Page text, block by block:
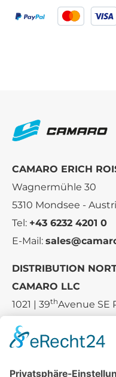
CAMARO ERICH
Wagnermühle 30
5310 Mondsee -
Tel: +43 6232 4201 0
E-Mail:
DISTRIBUTION
CAMARO LLC
1021 | 39thAvenue SE
Tel.:+1 253-867-57 35